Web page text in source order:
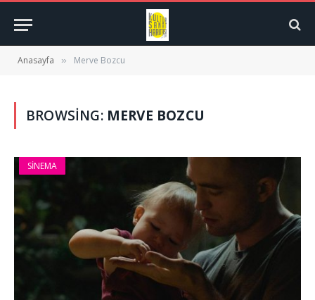
Anasayfa » Merve Bozcu
BROWSING: MERVE BOZCU
SINEMA